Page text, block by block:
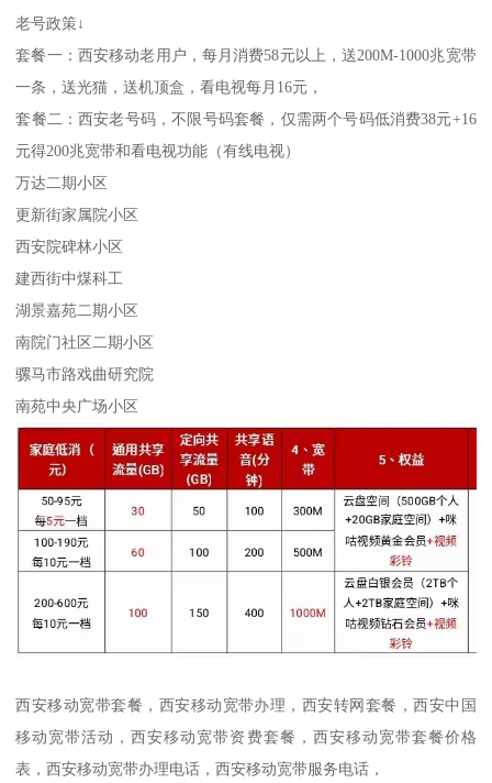
老号政策↓
套餐一：西安移动老用户，每月消费58元以上，送200M-1000兆宽带
一条，送光猫，送机顶盒，看电视每月16元，
套餐二：西安老号码，不限号码套餐，仅需两个号码低消费38元+16
元得200兆宽带和看电视功能（有线电视）
万达二期小区
更新街家属院小区
西安院碑林小区
建西街中煤科工
湖景嘉苑二期小区
南院门社区二期小区
骡马市路戏曲研究院
南苑中央广场小区
西安移动宽带套餐，西安移动宽带办理，西安转网套餐，西安中国
移动宽带活动，西安移动宽带资费套餐，西安移动宽带套餐价格
表，西安移动宽带办理电话，西安移动宽带服务电话，